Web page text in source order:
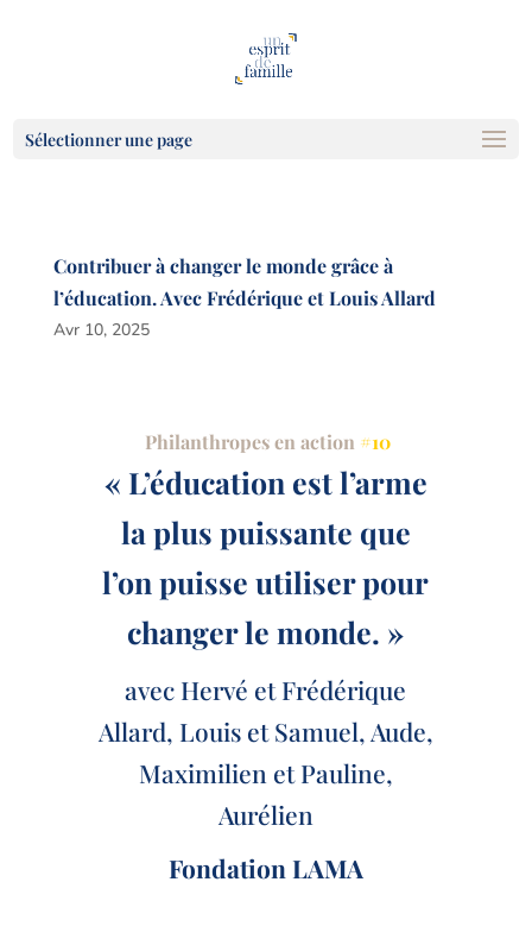
Sélectionner une page
Contribuer à changer le monde grâce à
l’éducation. Avec Frédérique et Louis Allard
Avr 10, 2025
Philanthropes en action #10
« L’éducation est l’arme
la plus puissante que
l’on puisse utiliser pour
changer le monde. »
avec Hervé et Frédérique
Allard, Louis et Samuel, Aude,
Maximilien et Pauline,
Aurélien
Fondation LAMA